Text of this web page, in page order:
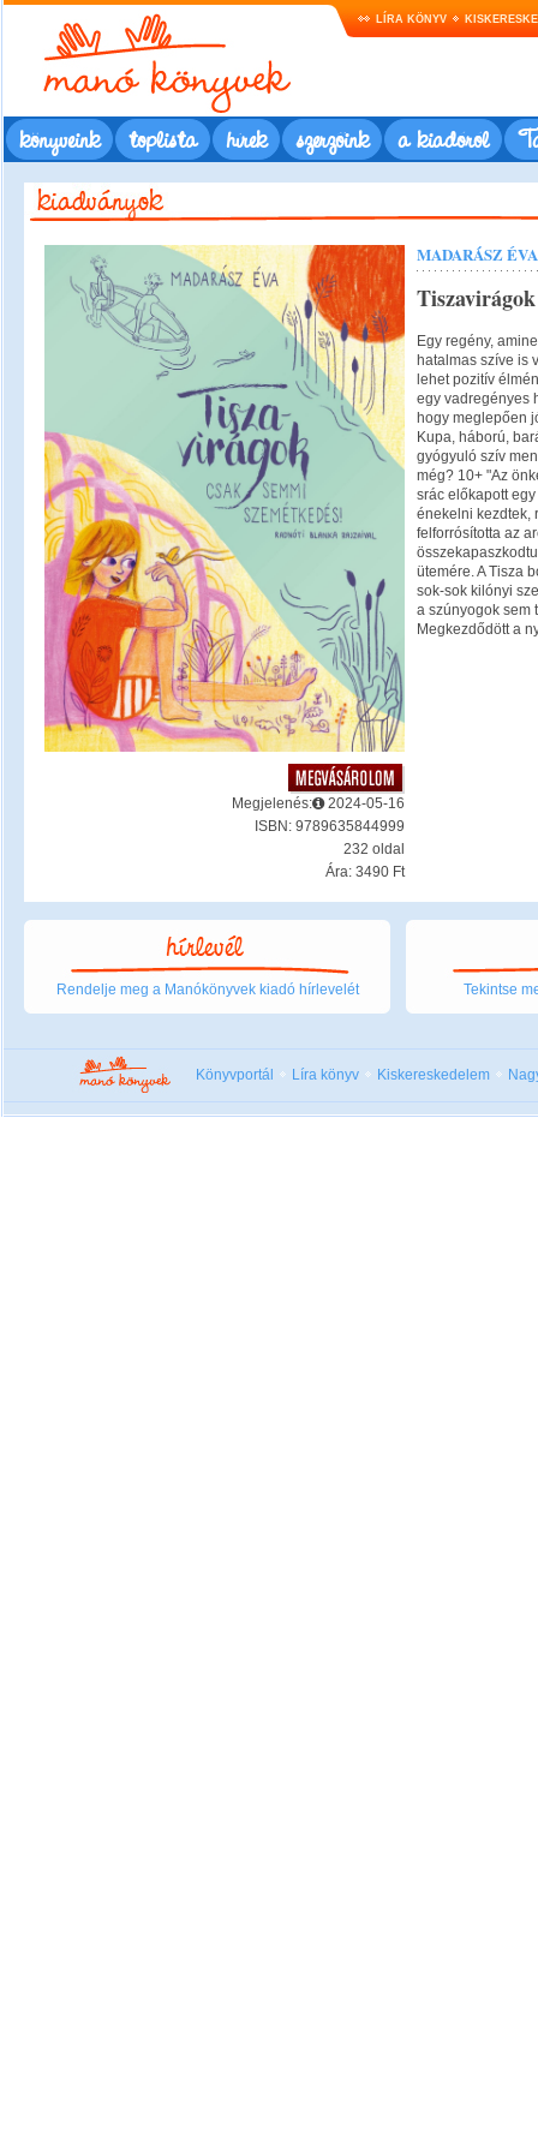
LÍRA KÖNYV
könyveink toplista hírek szerzőink a kiadóról
Megjelenés:
2024-05-16
ISBN: 9789635844999
232 oldal
Ára: 3490 Ft
MADARÁSZ ÉVA
Tiszavirágok
Egy regény,
hatalmas szíve is
lehet pozitív
egy vadregényes
hogy meglepően
Kupa, háború,
gyógyuló szív
még? 10+ "Az
srác előkapott
énekelni kezdtek,
felforrósította az
ütemére. A Tisza
sok-sok kilónyi
a szúnyogok sem
Megkezdődött a
Rendelje meg a Manókönyvek kiadó hírlevelét Tekintse
Könyvportál Líra könyv Kiskereskedelem